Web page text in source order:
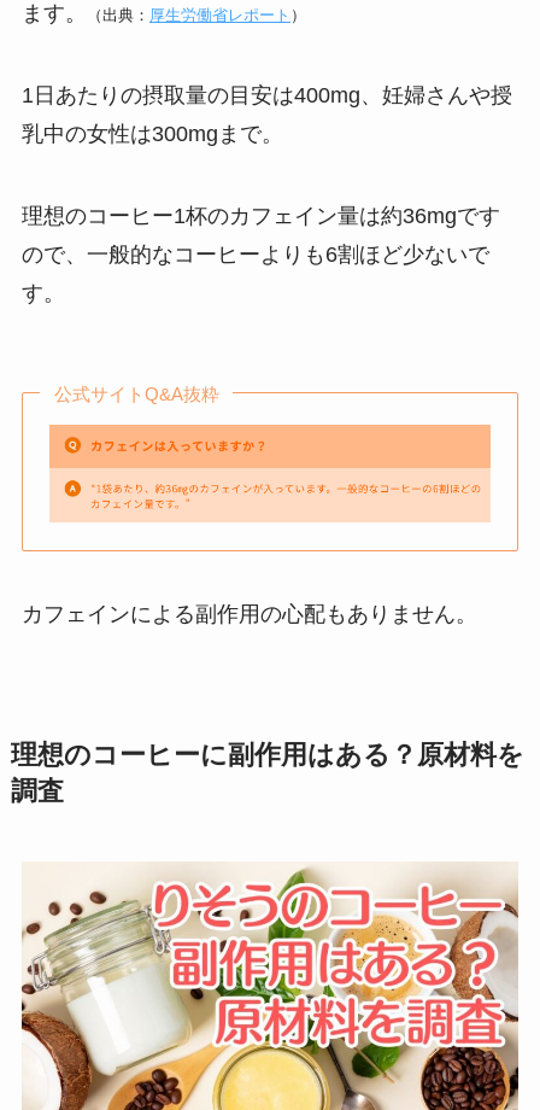
ます。
（出典： 厚生労働省レポート ）
1日あたりの摂取量の目安は400mg、妊婦さんや授
乳中の女性は300mgまで。
理想のコーヒー1杯のカフェイン量は約36mgです
ので、一般的なコーヒーよりも6割ほど少ないで
す。
公式サイトQ&A抜粋
カフェインによる副作用の心配もありません。
理想のコーヒーに副作用はある？原材料を
調査